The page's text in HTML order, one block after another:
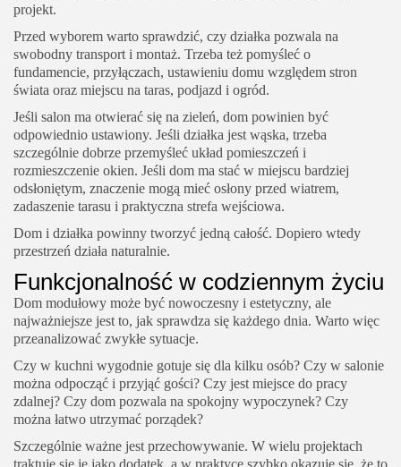
projekt.
Przed wyborem warto sprawdzić, czy działka pozwala na
swobodny transport i montaż. Trzeba też pomyśleć o
fundamencie, przyłączach, ustawieniu domu względem stron
świata oraz miejscu na taras, podjazd i ogród.
Jeśli salon ma otwierać się na zieleń, dom powinien być
odpowiednio ustawiony. Jeśli działka jest wąska, trzeba
szczególnie dobrze przemyśleć układ pomieszczeń i
rozmieszczenie okien. Jeśli dom ma stać w miejscu bardziej
odsłoniętym, znaczenie mogą mieć osłony przed wiatrem,
zadaszenie tarasu i praktyczna strefa wejściowa.
Dom i działka powinny tworzyć jedną całość. Dopiero wtedy
przestrzeń działa naturalnie.
Funkcjonalność w codziennym życiu
Dom modułowy może być nowoczesny i estetyczny, ale
najważniejsze jest to, jak sprawdza się każdego dnia. Warto więc
przeanalizować zwykłe sytuacje.
Czy w kuchni wygodnie gotuje się dla kilku osób? Czy w salonie
można odpocząć i przyjąć gości? Czy jest miejsce do pracy
zdalnej? Czy dom pozwala na spokojny wypoczynek? Czy
można łatwo utrzymać porządek?
Szczególnie ważne jest przechowywanie. W wielu projektach
traktuje się je jako dodatek, a w praktyce szybko okazuje się, że to